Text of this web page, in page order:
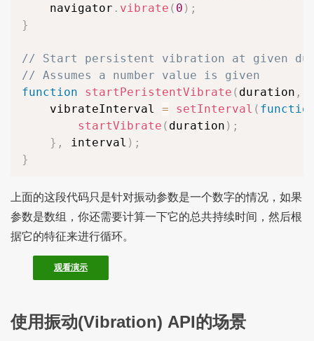
	navigator
. vibrate ( 0 ) ;
}
// Start persistent vibration at given
// Assumes a number value is given
function
startPeristentVibrate ( duration ,
	vibrateInterval
= setInterval (
startVibrate ( duration ) ;
} , interval ) ;
}
上面的这段代码只是针对振动参数是一个数字的情况，如果
参数是数组，你还需要计算一下它的总共持续时间，然后根
据它的特征来进行循环。
观看演示
使用振动(Vibration) API的场景